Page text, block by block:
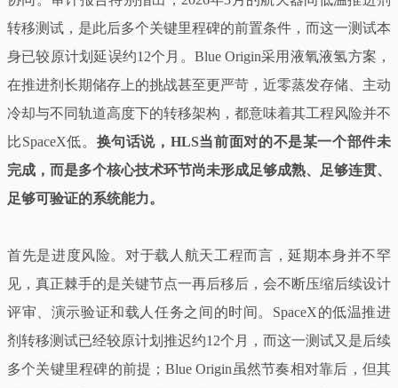
转移测试，是此后多个关键里程碑的前置条件，而这一测试本
身已较原计划延误约12个月。Blue Origin采用液氧液氢方案，
在推进剂长期储存上的挑战甚至更严苛，近零蒸发存储、主动
冷却与不同轨道高度下的转移架构，都意味着其工程风险并不
比SpaceX低。 换句话说，HLS当前面对的不是某一个部件未
完成，而是多个核心技术环节尚未形成足够成熟、足够连贯、
足够可验证的系统能力。
首先是进度风险。对于载人航天工程而言，延期本身并不罕
见，真正棘手的是关键节点一再后移后，会不断压缩后续设计
评审、演示验证和载人任务之间的时间。SpaceX的低温推进
剂转移测试已经较原计划推迟约12个月，而这一测试又是后续
多个关键里程碑的前提；Blue Origin虽然节奏相对靠后，但其